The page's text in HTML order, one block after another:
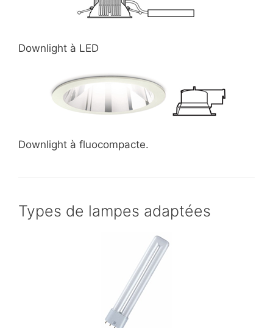
Downlight à LED
Downlight à fluocompacte.
Types de lampes adaptées